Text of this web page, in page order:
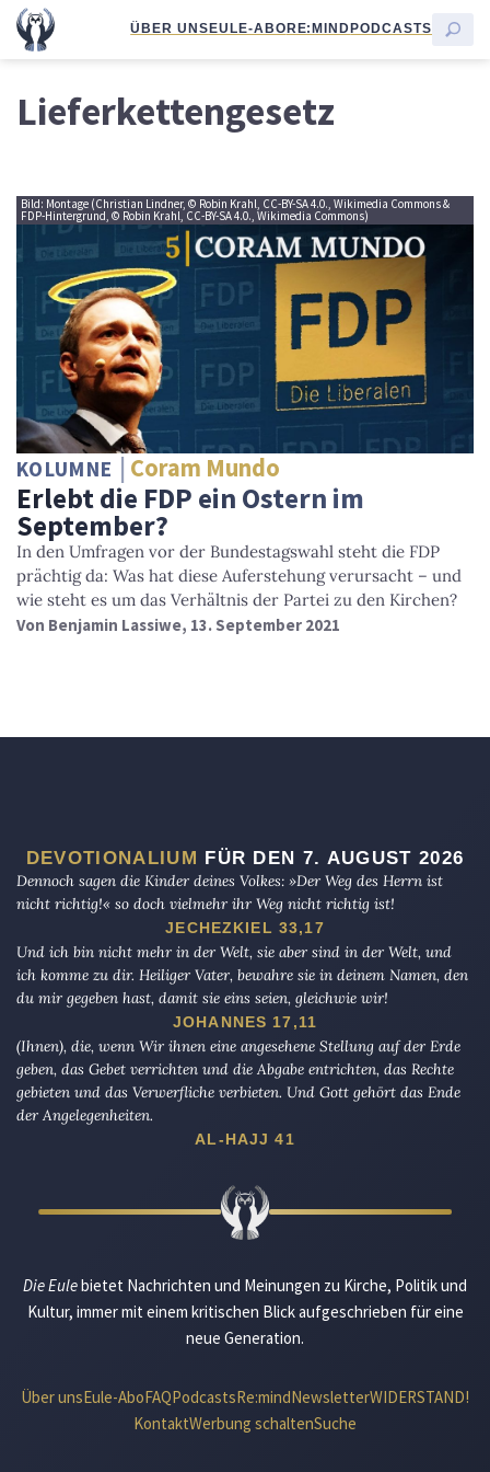
ÜBER UNSEULE-ABORE:MINDPODCASTS
Lieferkettengesetz
Bild: Montage (Christian Lindner, © Robin Krahl, CC-BY-SA 4.0., Wikimedia Commons &
FDP-Hintergrund, © Robin Krahl, CC-BY-SA 4.0., Wikimedia Commons)
KOLUMNE Coram Mundo
Erlebt die FDP ein Ostern im
September?
In den Umfragen vor der Bundestagswahl steht die FDP
prächtig da: Was hat diese Auferstehung verursacht – und
wie steht es um das Verhältnis der Partei zu den Kirchen?
Von Benjamin Lassiwe, 13. September 2021
DEVOTIONALIUM FÜR DEN 7. AUGUST 2026
Dennoch sagen die Kinder deines Volkes: »Der Weg des Herrn ist
nicht richtig!« so doch vielmehr ihr Weg nicht richtig ist!
JECHEZKIEL 33,17
Und ich bin nicht mehr in der Welt, sie aber sind in der Welt, und
ich komme zu dir. Heiliger Vater, bewahre sie in deinem Namen, den
du mir gegeben hast, damit sie eins seien, gleichwie wir!
JOHANNES 17,11
(Ihnen), die, wenn Wir ihnen eine angesehene Stellung auf der Erde
geben, das Gebet verrichten und die Abgabe entrichten, das Rechte
gebieten und das Verwerfliche verbieten. Und Gott gehört das Ende
der Angelegenheiten.
AL-HAJJ 41
Die Eulebietet Nachrichten und Meinungen zu Kirche, Politik und
Kultur, immer mit einem kritischen Blick aufgeschrieben für eine
neue Generation.
Über unsEule-AboFAQPodcastsRe:mindNewsletterWIDERSTAND!
KontaktWerbung schaltenSuche